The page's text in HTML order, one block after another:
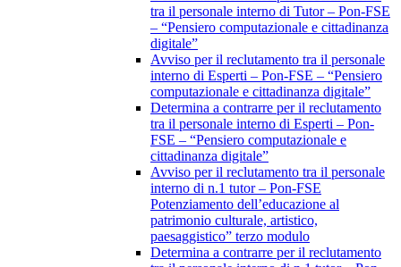
tra il personale interno di Tutor – Pon-FSE
– “Pensiero computazionale e cittadinanza
digitale”
Avviso per il reclutamento tra il personale
interno di Esperti – Pon-FSE – “Pensiero
computazionale e cittadinanza digitale”
Determina a contrarre per il reclutamento
tra il personale interno di Esperti – Pon-
FSE – “Pensiero computazionale e
cittadinanza digitale”
Avviso per il reclutamento tra il personale
interno di n.1 tutor – Pon-FSE
Potenziamento dell’educazione al
patrimonio culturale, artistico,
paesaggistico” terzo modulo
Determina a contrarre per il reclutamento